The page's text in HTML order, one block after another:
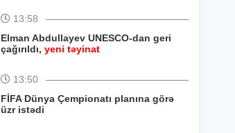
13:58
Elman Abdullayev UNESCO-dan geri
çağırıldı, yeni təyinat
13:50
FİFA Dünya Çempionatı planına görə
üzr istədi